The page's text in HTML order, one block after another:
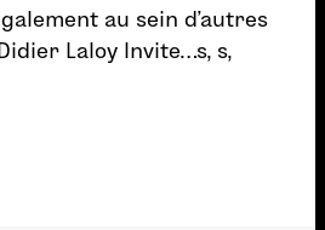
au sein d’autres
Laloy Invite…s, s,